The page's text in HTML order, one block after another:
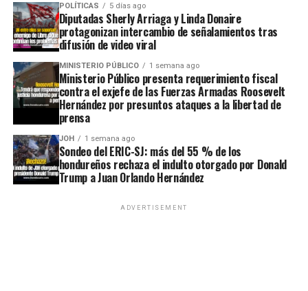
POLÍTICAS 5 días ago
Diputadas Sherly Arriaga y Linda Donaire
protagonizan intercambio de señalamientos tras
difusión de video viral
MINISTERIO PÚBLICO 1 semana ago
Ministerio Público presenta requerimiento fiscal
contra el exjefe de las Fuerzas Armadas Roosevelt
Hernández por presuntos ataques a la libertad de
prensa
JOH 1 semana ago
Sondeo del ERIC-SJ: más del 55 % de los
hondureños rechaza el indulto otorgado por Donald
Trump a Juan Orlando Hernández
ADVERTISEMENT